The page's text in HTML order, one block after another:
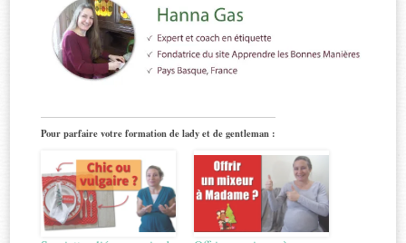
Pour parfaire votre formation de lady et de gentleman :